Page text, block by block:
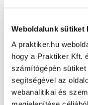
Weboldalunk sütiket
A praktiker.hu
hogy a Praktiker Kft.
számítógépén
segítségével az
webanalitikai és